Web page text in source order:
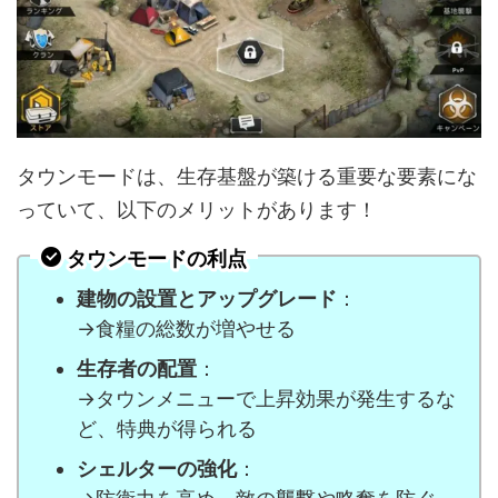
タウンモードは、生存基盤が築ける重要な要素にな
っていて、以下のメリットがあります！
タウンモードの利点
建物の設置とアップグレード ：
→食糧の総数が増やせる
生存者の配置 ：
→タウンメニューで上昇効果が発生するな
ど、特典が得られる
シェルターの強化：